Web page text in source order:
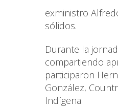
exministro
sólidos.
Durante la
compartiendo
participaron
González,
Indígena.